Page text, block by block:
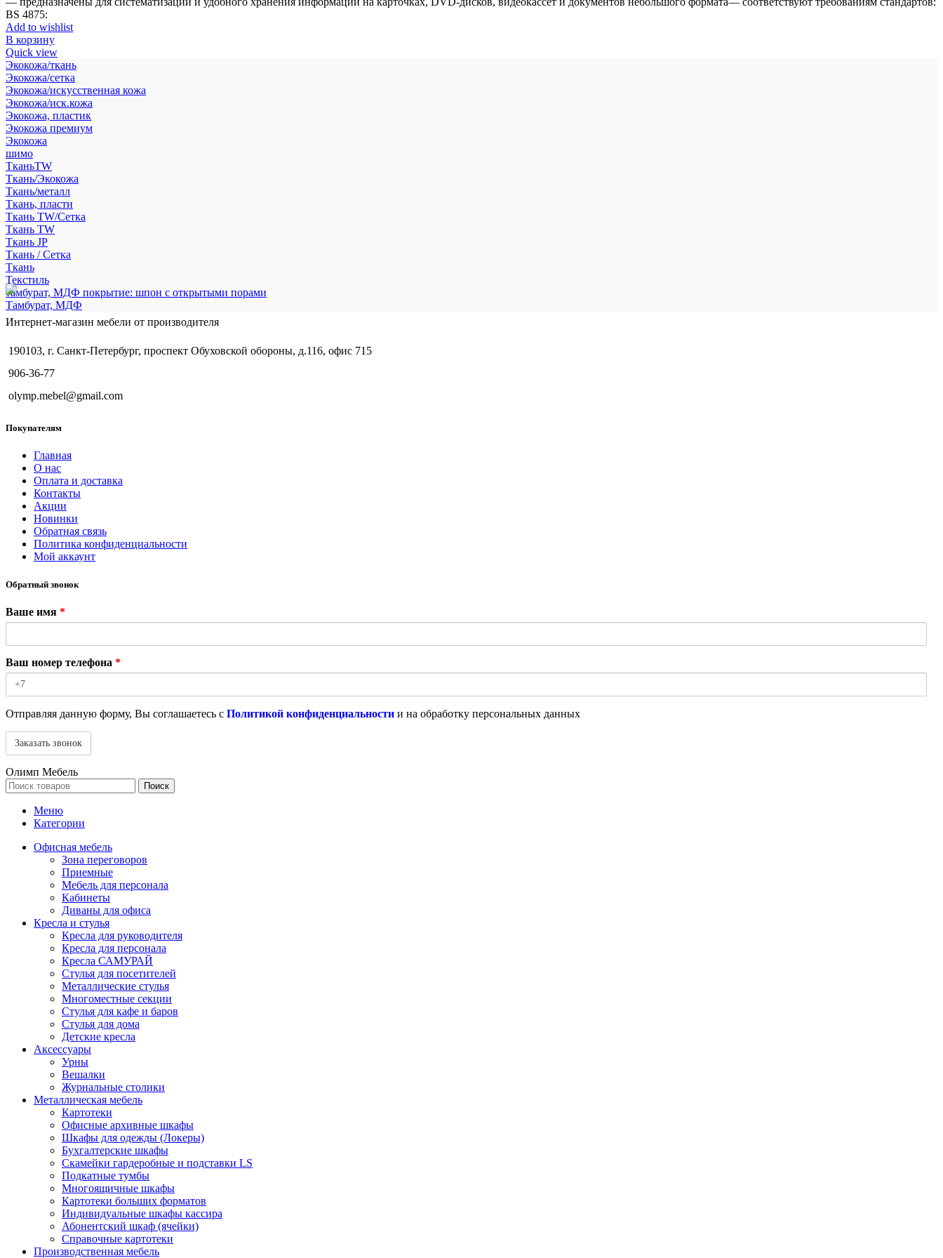
BS 4875:
Add to wishlist
В корзину
Quick view
Экокожа/ткань
Экокожа/сетка
Экокожа/искусственная кожа
Экокожа/иск.кожа
Экокожа, пластик
Экокожа премиум
Экокожа
шимо
ТканьTW
Ткань/Экокожа
Ткань/металл
Ткань, пласти
Ткань TW/Сетка
Ткань TW
Ткань JP
Ткань / Сетка
Ткань
Текстиль
тамбурат, МДФ покрытие: шпон с открытыми порами
Тамбурат, МДФ
Интернет-магазин мебели от производителя
190103, г. Санкт-Петербург, проспект Обуховской обороны, д.116, офис 715
906-36-77
olymp.mebel@gmail.com
Покупателям
Главная
О нас
Оплата и доставка
Контакты
Акции
Новинки
Обратная связь
Политика конфиденциальности
Мой аккаунт
Обратный звонок
Ваше имя *
Ваш номер телефона *
Отправляя данную форму, Вы соглашаетесь с Политикой конфиденциальности и на обработку персональных данных
Олимп Мебель
Поиск
Меню
Категории
Офисная мебель
Зона переговоров
Приемные
Мебель для персонала
Кабинеты
Диваны для офиса
Кресла и стулья
Кресла для руководителя
Кресла для персонала
Кресла САМУРАЙ
Стулья для посетителей
Металлические стулья
Многоместные секции
Стулья для кафе и баров
Стулья для дома
Детские кресла
Аксессуары
Урны
Вешалки
Журнальные столики
Металлическая мебель
Картотеки
Офисные архивные шкафы
Шкафы для одежды (Локеры)
Бухгалтерские шкафы
Скамейки гардеробные и подставки LS
Подкатные тумбы
Многоящичные шкафы
Картотеки больших форматов
Индивидуальные шкафы кассира
Абонентский шкаф (ячейки)
Справочные картотеки
Производственная мебель